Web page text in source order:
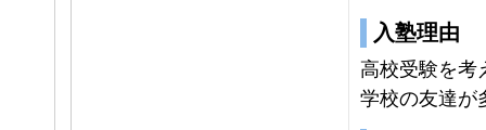
入塾理由
高校受験を考
学校の友達が